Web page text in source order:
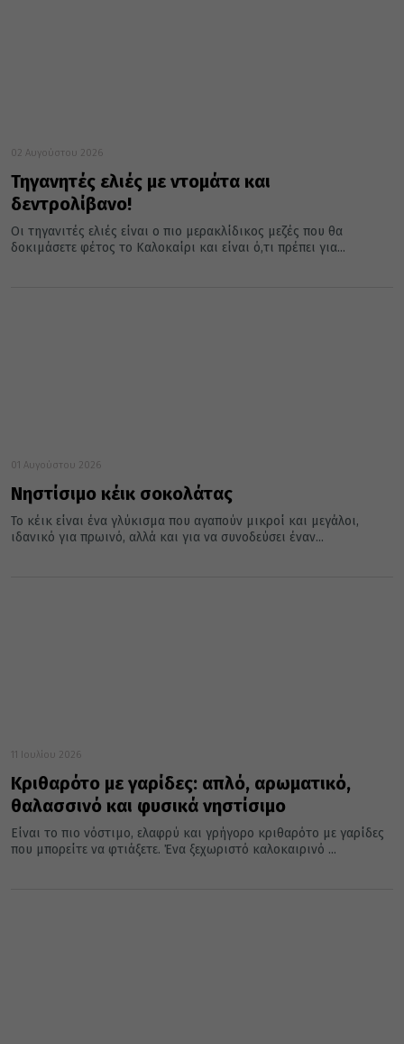
02 Αυγούστου 2026
Τηγανητές ελιές με ντομάτα και
δεντρολίβανο!
Οι τηγανιτές ελιές είναι ο πιο μερακλίδικος μεζές που θα
δοκιμάσετε φέτος το Καλοκαίρι και είναι ό,τι πρέπει για...
01 Αυγούστου 2026
Νηστίσιμο κέικ σοκολάτας
Το κέικ είναι ένα γλύκισμα που αγαπούν μικροί και μεγάλοι,
ιδανικό για πρωινό, αλλά και για να συνοδεύσει έναν...
11 Ιουλίου 2026
Κριθαρότο με γαρίδες: απλό, αρωματικό,
θαλασσινό και φυσικά νηστίσιμο
Είναι το πιο νόστιμο, ελαφρύ και γρήγορο κριθαρότο με γαρίδες
που μπορείτε να φτιάξετε. Ένα ξεχωριστό καλοκαιρινό ...